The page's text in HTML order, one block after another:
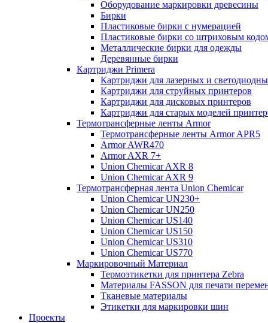
Оборудование маркировки древесины
Бирки
Пластиковые бирки с нумерацией
Пластиковые бирки со штриховым
Металлические бирки для одежды
Деревянные бирки
Картриджи Primera
Картриджи для лазерных и
Картриджи для струйных принтеров
Картриджи для дисковых принтеров
Картриджи для старых моделей
Термотрансферные ленты Armor
Термотрансферные ленты Armor APR5
Armor AWR470
Armor AXR 7+
Union Chemicar AXR 8
Union Chemicar AXR 9
Термотрансферная лента Union Chemicar
Union Chemicar UN230+
Union Chemicar UN250
Union Chemicar US140
Union Chemicar US150
Union Chemicar US310
Union Chemicar US770
Маркировочный Материал
Термоэтикетки для принтера Zebra
Материалы FASSON для печати
Тканевые материалы
Этикетки для маркировки шин
Проекты